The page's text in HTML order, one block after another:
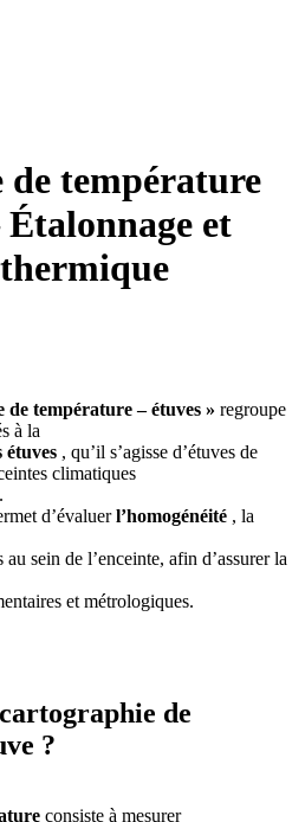
température
et
température – étuves » regroupe
à la
, qu’il s’agisse d’étuves de
climatiques
d’évaluerl’homogénéité , la
au sein de l’enceinte, afin d’assurer la
et métrologiques.
de
?
consiste à mesurer